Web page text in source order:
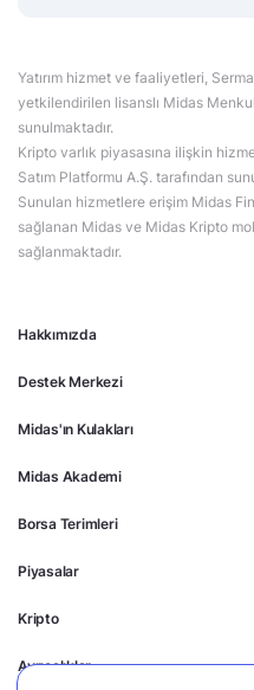
Hakkımızda
Destek Merkezi
Midas'ın Kulakları
Midas Akademi
Borsa Terimleri
Piyasalar
Kripto
Ayrıcalıklar
Yatırım hizmet ve faaliyetleri,
yetkilendirilen lisanslı Midas
sunulmaktadır.
Kripto varlık piyasasına ilişkin
Satım Platformu A.Ş. tarafından
Sunulan hizmetlere erişim Midas
sağlanan Midas ve Midas Kripto
sağlanmaktadır.